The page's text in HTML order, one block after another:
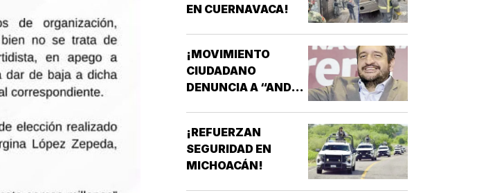
EN CUERNAVACA!
¡MOVIMIENTO
CIUDADANO
DENUNCIA A “ANDY”
¡REFUERZAN
SEGURIDAD EN
MICHOACÁN!